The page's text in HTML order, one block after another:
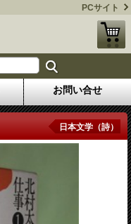
PCサイト
お問い合せ
日本文学（詩）